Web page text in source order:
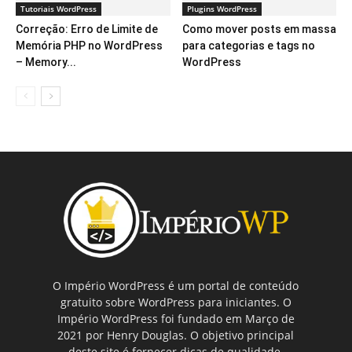
Tutoriais WordPress
Correção: Erro de Limite de
Memória PHP no WordPress
– Memory...
Plugins WordPress
Como mover posts em massa
para categorias e tags no
WordPress
O Império WordPress é um portal de conteúdo
gratuito sobre WordPress para iniciantes. O
Império WordPress foi fundado em Março de
2021 por Henry Douglas. O objetivo principal